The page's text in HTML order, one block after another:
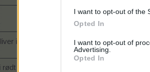
I want to opt-out of the
Opted In
I want to opt-out of
Advertising.
Opted In
ikke vist
rødt